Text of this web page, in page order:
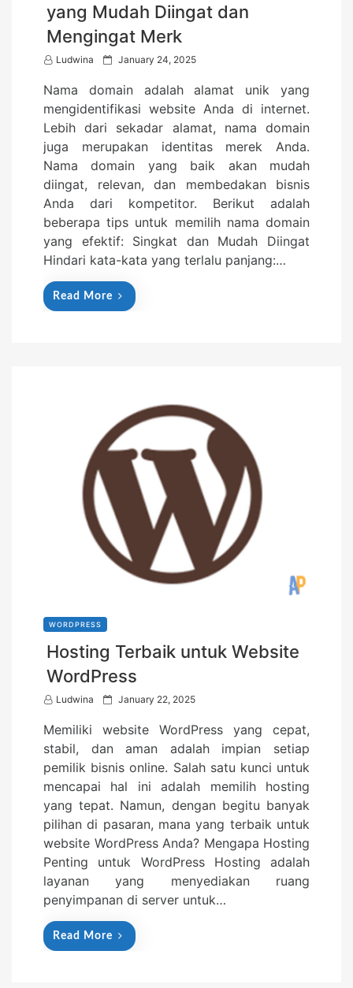
yang Mudah Diingat dan
Mengingat Merk
Ludwina
P
s
t
d
o
n
January 24, 2025
Nama domain adalah alamat unik yang
mengidentifikasi website Anda di internet.
Lebih dari sekadar alamat, nama domain
juga merupakan identitas merek Anda.
Nama domain yang baik akan mudah
diingat, relevan, dan membedakan bisnis
Anda dari kompetitor. Berikut adalah
beberapa tips untuk memilih nama domain
yang efektif: Singkat dan Mudah Diingat
Hindari kata-kata yang terlalu panjang:…
Read More
WORDPRESS
Hosting Terbaik untuk Website
WordPress
Ludwina
P
s
t
e
d
o
n
January 22, 2025
Memiliki website WordPress yang cepat,
stabil, dan aman adalah impian setiap
pemilik bisnis online. Salah satu kunci untuk
mencapai hal ini adalah memilih hosting
yang tepat. Namun, dengan begitu banyak
pilihan di pasaran, mana yang terbaik untuk
website WordPress Anda? Mengapa Hosting
Penting untuk WordPress Hosting adalah
layanan yang menyediakan ruang
penyimpanan di server untuk…
Read More